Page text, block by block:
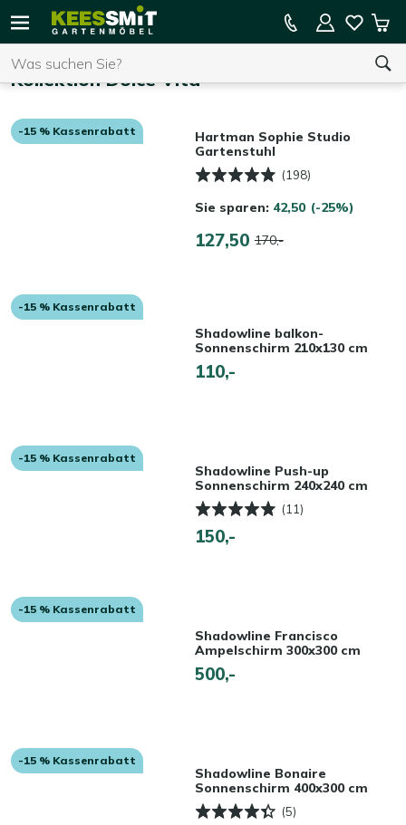
Sie haben keine Artikel in Ihrem Warenkorb.
15 % Kassenrabatt auf die gesamte Kollektion
Kollektion Dolce Vita
-15 % Kassenrabatt
Hartman Sophie Studio
Gartenstuhl
(198)
Sie sparen: 42,50 (-25%)
127,50 170,-
-15 % Kassenrabatt
Shadowline balkon-
Sonnenschirm 210x130 cm
110,-
-15 % Kassenrabatt
Shadowline Push-up
Sonnenschirm 240x240 cm
(11)
150,-
-15 % Kassenrabatt
Shadowline Francisco
Ampelschirm 300x300 cm
500,-
-15 % Kassenrabatt
Shadowline Bonaire
Sonnenschirm 400x300 cm
(5)